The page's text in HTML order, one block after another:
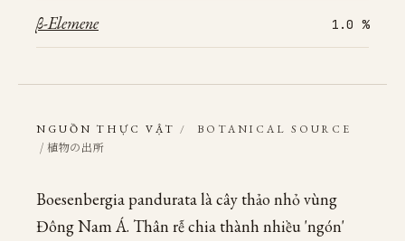
β-Elemene 1.0 %
NGUỒN THỰC VẬT/ BOTANICAL SOURCE
/ 植物の出所
Boesenbergia pandurata là cây thảo nhỏ vùng
Đông Nam Á. Thân rễ chia thành nhiều 'ngón'